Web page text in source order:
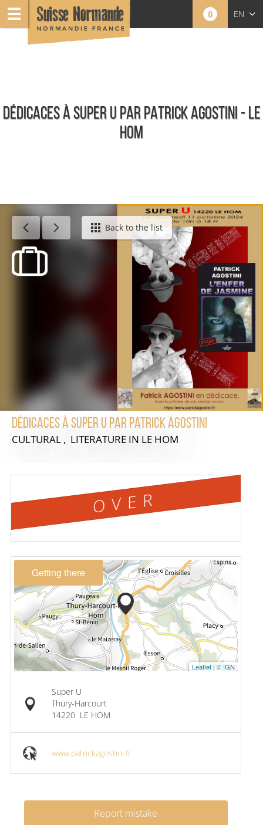
0 EN
DÉDICACES À SUPER U PAR PATRICK AGOSTINI - LE
HOM
Calendar - This weekBack to the list
Dédicaces à Super U par Patrick Agostini
CULTURAL , LITERATURE IN LE HOM
OVER
Getting there
Leaflet | © IGN
Super U
Thury-Harcourt
14220 LE HOM
www.patrickagostini.fr
Report mistake